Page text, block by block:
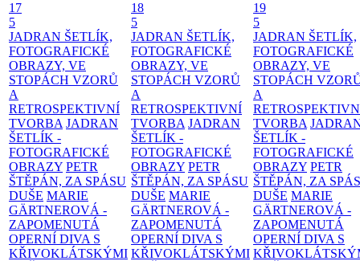
17
5
JADRAN ŠETLÍK,
FOTOGRAFICKÉ
OBRAZY, VE
STOPÁCH VZORŮ
A
RETROSPEKTIVNÍ
TVORBA JADRAN
ŠETLÍK -
FOTOGRAFICKÉ
OBRAZY PETR
ŠTĚPÁN, ZA SPÁSU
DUŠE MARIE
GÄRTNEROVÁ -
ZAPOMENUTÁ
OPERNÍ DIVA S
KŘIVOKLÁTSKÝMI
18
5
JADRAN ŠETLÍK,
FOTOGRAFICKÉ
OBRAZY, VE
STOPÁCH VZORŮ
A
RETROSPEKTIVNÍ
TVORBA JADRAN
ŠETLÍK -
FOTOGRAFICKÉ
OBRAZY PETR
ŠTĚPÁN, ZA SPÁSU
DUŠE MARIE
GÄRTNEROVÁ -
ZAPOMENUTÁ
OPERNÍ DIVA S
KŘIVOKLÁTSKÝMI
19
5
JADRAN ŠETLÍK,
FOTOGRAFICKÉ
OBRAZY, VE
STOPÁCH
A
TVORBA
ŠETLÍK -
FOTOGRAFICKÉ
OBRAZY PETR
ŠTĚPÁN, ZA
DUŠE MARIE
GÄRTNEROVÁ -
ZAPOMENUTÁ
OPERNÍ DIVA S